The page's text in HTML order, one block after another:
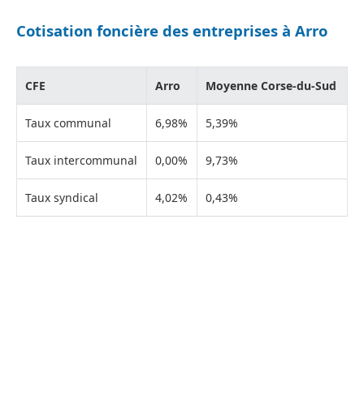
Cotisation foncière des entreprises à Arro
CFE Arro Moyenne Corse-du-Sud
Taux communal 6,98% 5,39%
Taux intercommunal 0,00% 9,73%
Taux syndical 4,02% 0,43%